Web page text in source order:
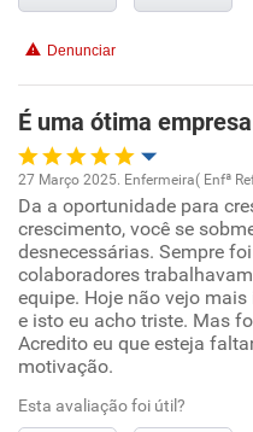
Benefícios
Não recomenda esta
Não recomenda a
Denunciar
É uma ótima
Oportunidade de promoção
Ambiente de trabalho
Conciliação com a vida
27 Março 2025. Enfermeira( Enfª
Da a oportunidade para
crescimento, você se
desnecessárias. Sempre
colaboradores
equipe. Hoje não vejo
e isto eu acho triste. Mas
Acredito eu que esteja
motivação.
Esta avaliação foi útil?